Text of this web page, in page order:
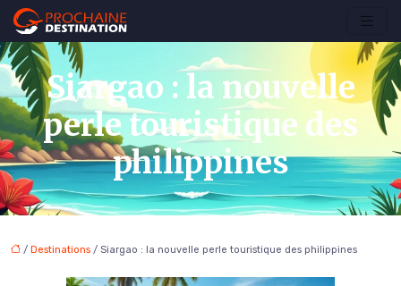
Siargao : la nouvelle
perle touristique des
philippines
/ Destinations / Siargao : la nouvelle perle touristique des philippines